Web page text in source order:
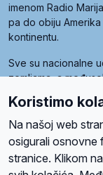
imenom Radio
pa do obiju
kontinentu.
Sve su nacionalne
zemljama, a
Radio Maria).
kojima je i hrvatska
Koristimo
Na našoj web
osigurali osnovne
stranice. Klikom